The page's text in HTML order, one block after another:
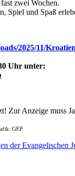
zwei Wochen.
Spiel und Spaß
2025/11/
Uhr unter:
Zur Anzeige muss
GEP
der Evangelischen